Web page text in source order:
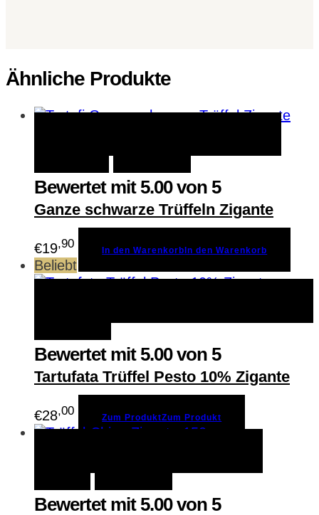
Ähnliche Produkte
Bewertet mit 5.00von 5
Ganze schwarze Trüffeln Zigante
€19,90 In den Warenkorb In den Warenkorb
Beliebt
Bewertet mit 5.00von 5
Tartufata Trüffel Pesto 10% Zigante
€28,00 Zum ProduktZum Produkt
Bewertet mit 5.00von 5